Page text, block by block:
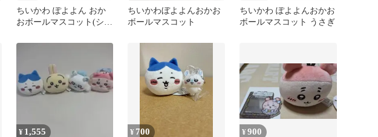
ちいかわ ぽよよん おか
おボールマスコット(シー
ちいかわぼよよんおかお
ボールマスコット
ちいかわ ぽよよんおかお
ボールマスコット うさぎ
¥ 1,555 ¥ 700 ¥900